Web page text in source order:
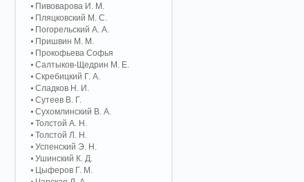
Пивоварова И. М.
Пляцковский М. С.
Погорельский А. A.
Пришвин М. М.
Прокофьева Софья
Салтыков-Щедрин М. Е.
Скребицкий Г. А.
Сладков Н. И.
Сутеев В. Г.
Сухомлинский В. А.
Толстой А. Н.
Толстой Л. Н.
Успенский Э. Н.
Ушинский К. Д.
Цыферов Г. М.